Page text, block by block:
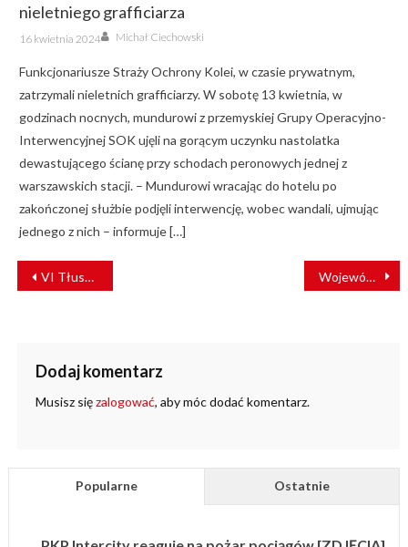
nieletniego grafficiarza
Posted
on
16 kwietnia 2024 Author
Michał Ciechowski
Funkcjonariusze Straży Ochrony Kolei, w czasie prywatnym,
zatrzymali nieletnich grafficiarzy. W sobotę 13 kwietnia, w
godzinach nocnych, mundurowi z przemyskiej Grupy Operacyjno-
Interwencyjnej SOK ujęli na gorącym uczynku nastolatka
dewastującego ścianę przy schodach peronowych jednej z
warszawskich stacji. – Mundurowi wracając do hotelu po
zakończonej służbie podjęli interwencję, wobec wandali, ujmując
jednego z nich – informuje […]
NAWIGACJA
WPISU
VI Tłuszczański Dzień Techniki Kolejowej – Mazowieckie Dni Kolei już wkrótce Województwo warmińsko-mazurskie ogłosiło przetarg na przewozy kolejowe
Dodaj komentarz
Musisz sięzalogować, aby móc dodać komentarz.
Popularne Ostatnie